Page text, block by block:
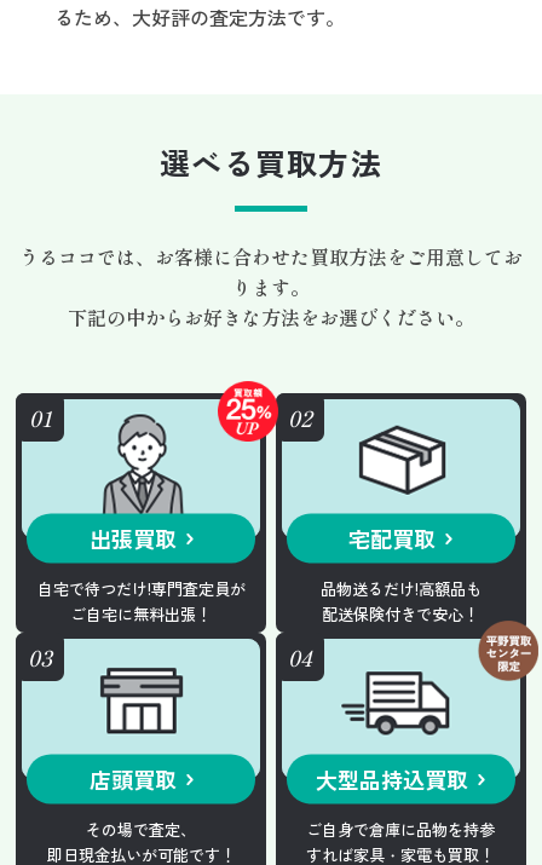
るため、大好評の査定方法です。
選べる買取方法
うるココでは、お客様に合わせた買取方法をご用意してお
ります。
下記の中からお好きな方法をお選びください。
出張買取
自宅で待つだけ!専門査定員が
ご自宅に無料出張！
宅配買取
品物送るだけ!高額品も
配送保険付きで安心！
店頭買取
その場で査定、
即日現金払いが可能です！
大型品持込買取
ご自身で倉庫に品物を持参
すれば家具・家電も買取！